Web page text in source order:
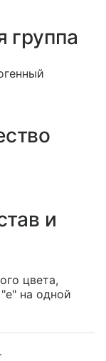
группа
и
цвета,
на одной